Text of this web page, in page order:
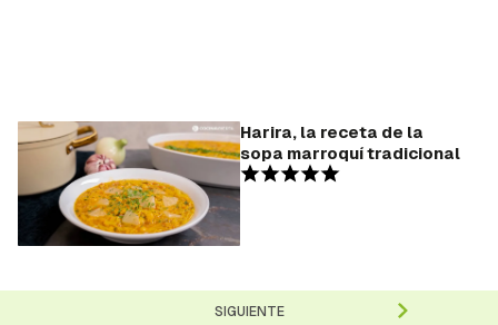
Harira, la receta de la
sopa marroquí tradicional
SIGUIENTE